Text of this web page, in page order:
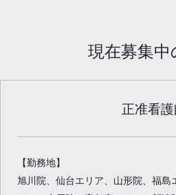
現在募集中
正准看
【勤務地】
旭川院、仙台エリア、山形院、福島